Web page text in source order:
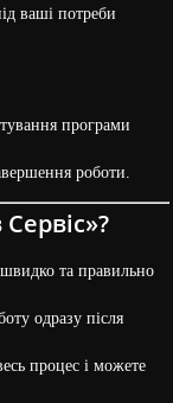
ваші потреби
програми
роботи.
та правильно
одразу після
процес і можете